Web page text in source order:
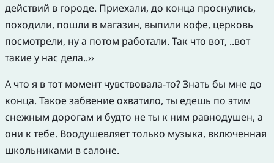
действий в городе. Приехали, до конца проснулись,
походили, пошли в магазин, выпили кофе, церковь
посмотрели, ну а потом работали. Так что вот, ..вот
такие у нас дела..››
А что я в тот момент чувствовала-то? Знать бы мне до
конца. Такое забвение охватило, ты едешь по этим
снежным дорогам и будто не ты к ним равнодушен, а
они к тебе. Воодушевляет только музыка, включенная
школьниками в салоне.